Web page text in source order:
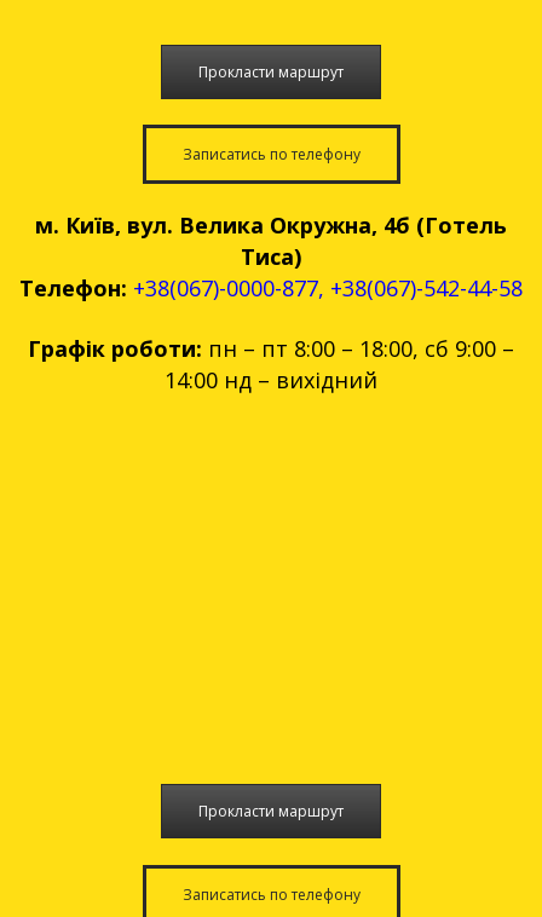
Прокласти маршрут
Записатись по телефону
м. Київ, вул. Велика Окружна, 4б (Готель
Тиса)
Телефон: +38(067)-0000-877, +38(067)-542-44-58
Графік роботи: пн – пт 8:00 – 18:00, сб 9:00 –
14:00 нд – вихідний
Прокласти маршрут
Записатись по телефону